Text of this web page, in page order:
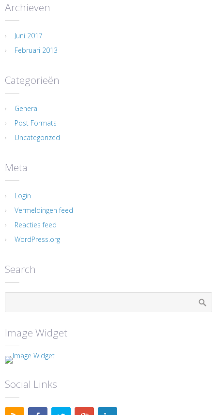
Archieven
Juni 2017
Februari 2013
Categorieën
General
Post Formats
Uncategorized
Meta
Login
Vermeldingen feed
Reacties feed
WordPress.org
Search
Image Widget
Social Links